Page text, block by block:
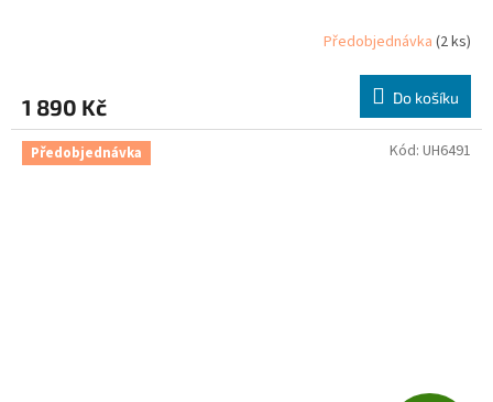
R
M
A
Předobjednávka (2 ks)
1 890 Kč Do košíku
Předobjednávka Kód: UH6491